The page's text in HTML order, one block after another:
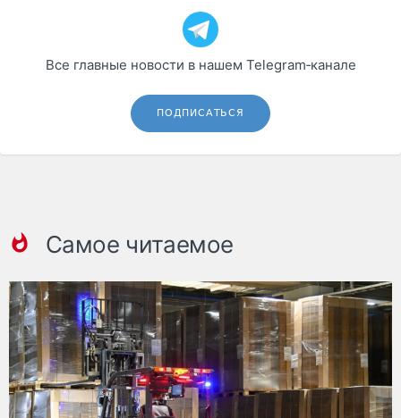
Все главные новости в нашем Telegram‑канале
ПОДПИСАТЬСЯ
Самое читаемое